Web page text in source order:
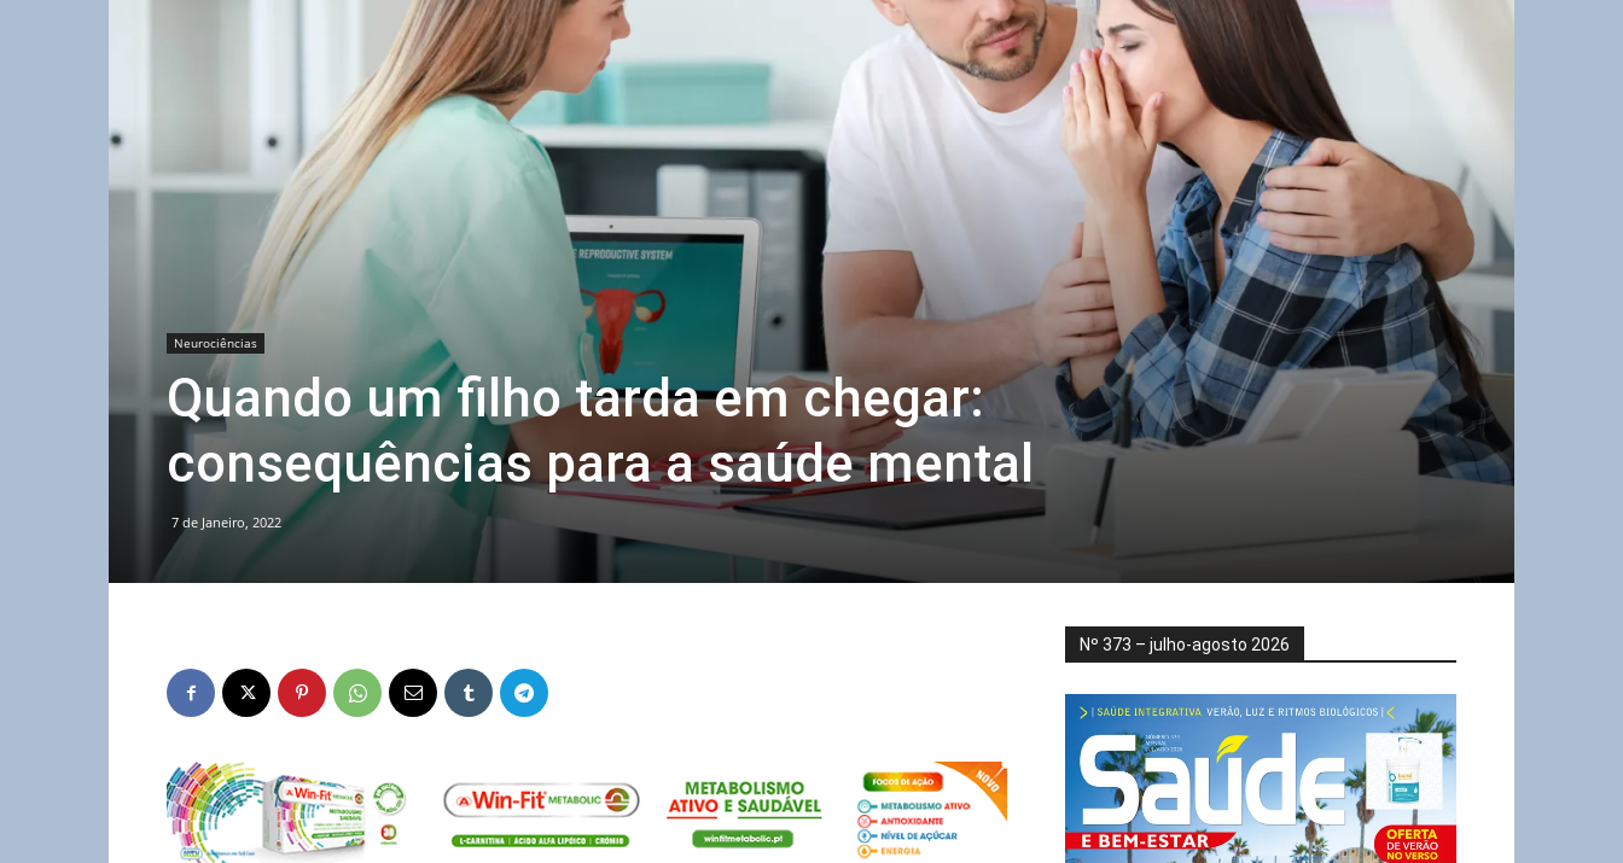
Neurociências
Quando um filho tarda em chegar:
consequências para a saúde mental
7 de Janeiro, 2022
Nº 373 – julho-agosto 2026